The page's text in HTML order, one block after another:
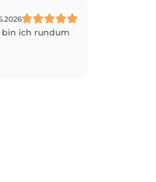
bin ich rundum